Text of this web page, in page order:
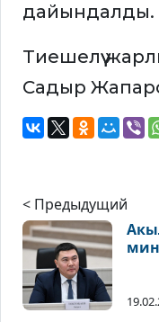
дайындалды.
Тиешелүү
Садыр
< Предыдущий